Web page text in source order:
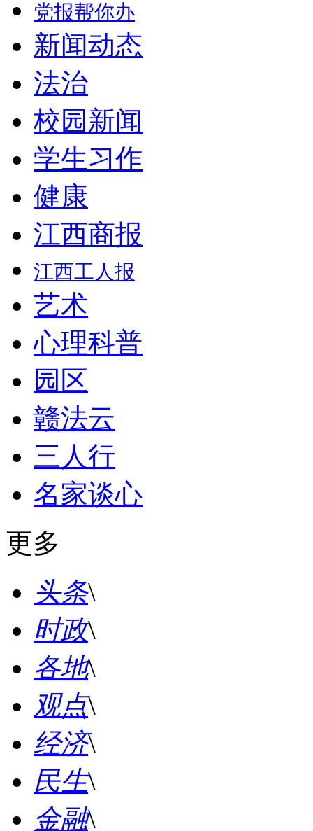
党报帮你办
新闻动态
法治
校园新闻
学生习作
健康
江西商报
江西工人报
艺术
心理科普
园区
赣法云
三人行
名家谈心
更多
头条\
时政\
各地\
观点\
经济\
民生\
金融\